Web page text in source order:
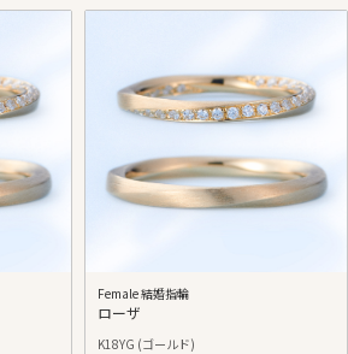
Female 結婚指輪
ローザ
K18YG (ゴールド)